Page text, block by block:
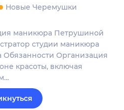
Новые Черемушки
маникюра Петрушиной
студии маникюра
Организация
красоты, включая